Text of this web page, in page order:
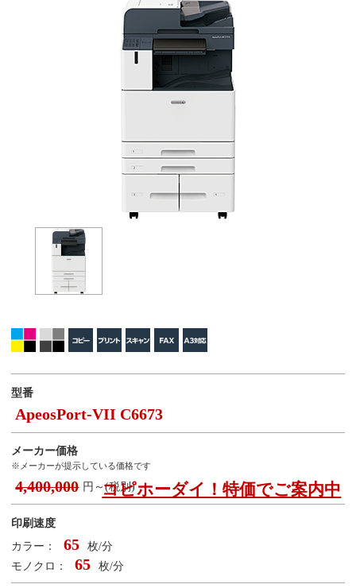
型番
ApeosPort-VII C6673
メーカー価格
※メーカーが提示している価格です
4,400,000 円～(税別)
コピホーダイ！特価でご案内中
印刷速度
カラー：
65
枚/分
モノクロ：
65 枚/分